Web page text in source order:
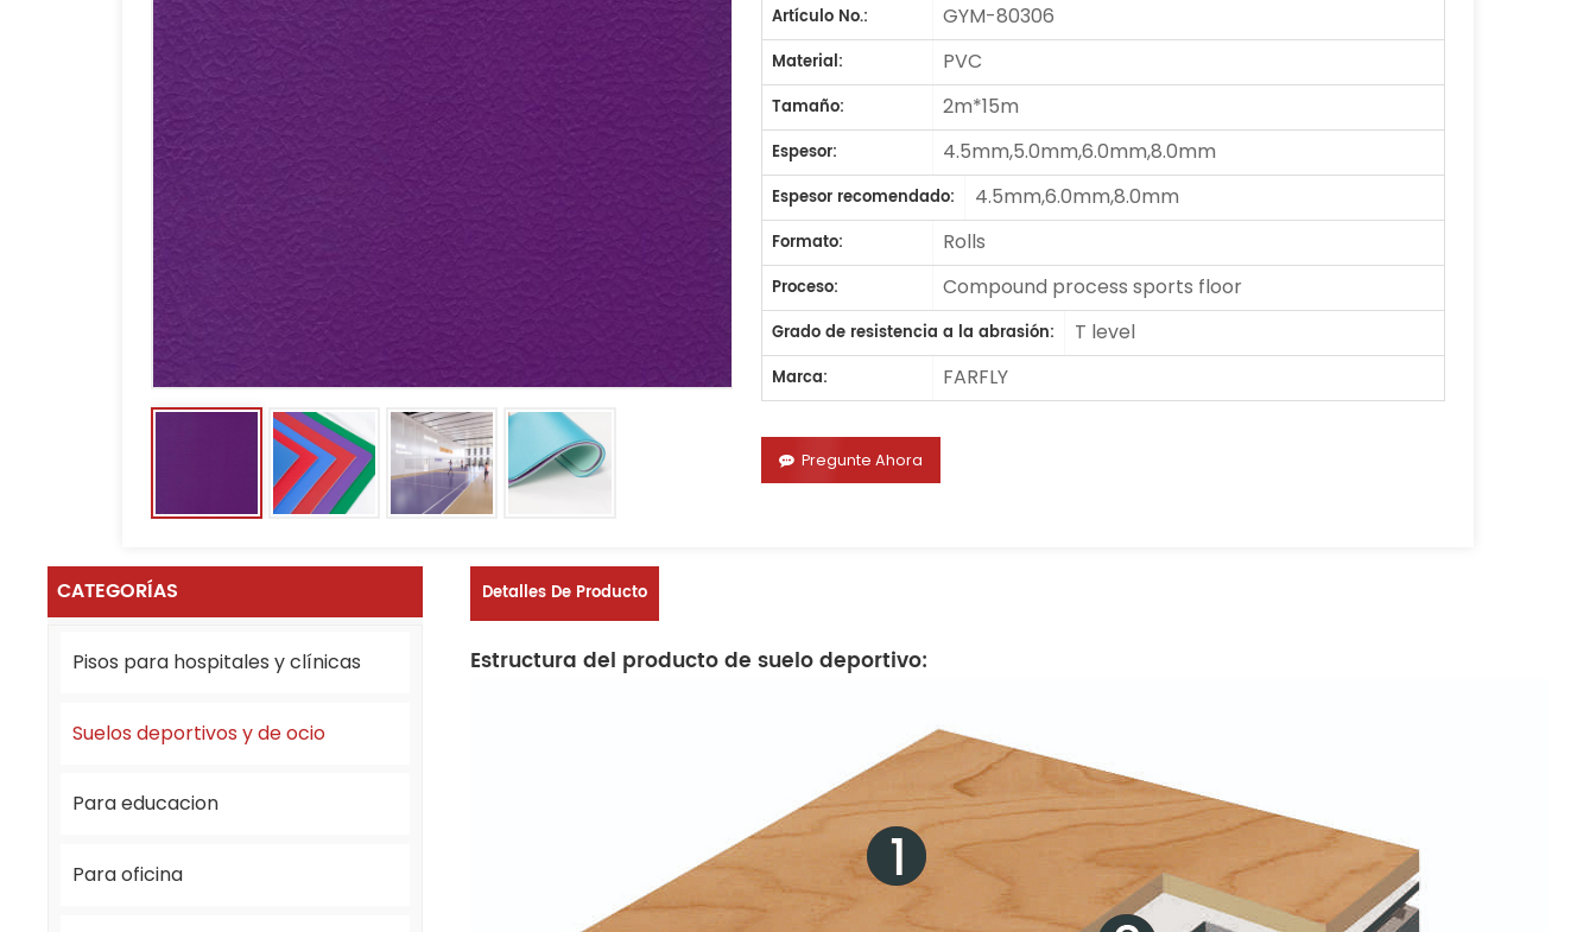
Artículo No.: GYM-80306
Material: PVC
Tamaño: 2m*15m
Espesor: 4.5mm,5.0mm,6.0mm,8.0mm
Espesor recomendado: 4.5mm,6.0mm,8.0mm
Formato: Rolls
Proceso: Compound process sports floor
Grado de resistencia a la abrasión: T level
Marca: FARFLY
Pregunte Ahora
CATEGORÍAS
Pisos para hospitales y clínicas
Suelos deportivos y de ocio
Para educacion
Para oficina
Detalles De Producto
Estructura del producto de suelo deportivo: